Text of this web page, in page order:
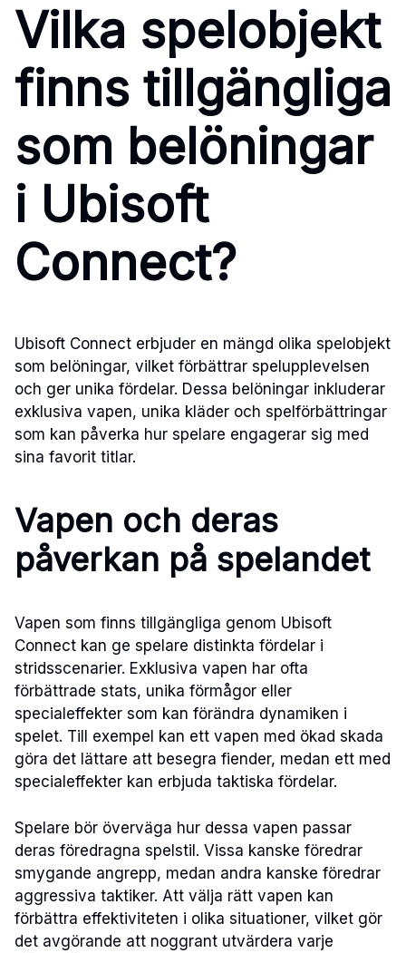
Vilka spelobjekt
finns tillgängliga
som belöningar
i Ubisoft
Connect?
Ubisoft Connect erbjuder en mängd olika spelobjekt
som belöningar, vilket förbättrar spelupplevelsen
och ger unika fördelar. Dessa belöningar inkluderar
exklusiva vapen, unika kläder och spelförbättringar
som kan påverka hur spelare engagerar sig med
sina favorit titlar.
Vapen och deras
påverkan på spelandet
Vapen som finns tillgängliga genom Ubisoft
Connect kan ge spelare distinkta fördelar i
stridsscenarier. Exklusiva vapen har ofta
förbättrade stats, unika förmågor eller
specialeffekter som kan förändra dynamiken i
spelet. Till exempel kan ett vapen med ökad skada
göra det lättare att besegra fiender, medan ett med
specialeffekter kan erbjuda taktiska fördelar.
Spelare bör överväga hur dessa vapen passar
deras föredragna spelstil. Vissa kanske föredrar
smygande angrepp, medan andra kanske föredrar
aggressiva taktiker. Att välja rätt vapen kan
förbättra effektiviteten i olika situationer, vilket gör
det avgörande att noggrant utvärdera varje